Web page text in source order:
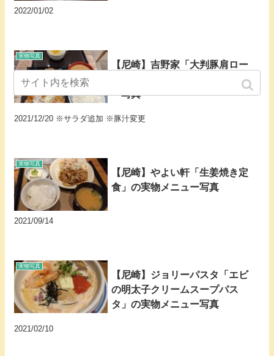
2022/01/02
実物写真
【尼崎】吉野家「大判豚肩ロー
ス＆牛皿W定食」の実物メニュ
ー写真
2021/12/20 ※サラダ追加 ※豚汁変更
実物写真
【尼崎】やよい軒「生姜焼き定
食」の実物メニュー写真
2021/09/14
実物写真
【尼崎】ジョリーパスタ「エビ
の明太子クリームスープパス
タ」の実物メニュー写真
2021/02/10